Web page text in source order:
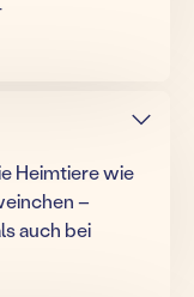
Heimtiere wie
–
auch bei